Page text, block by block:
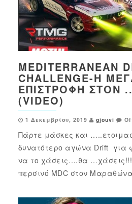
MEDITERRANEAN
CHALLENGE-Η
ΕΠΙΣΤΡΟΦΉ ΣΤΟΝ
(VIDEO)
1 Δεκεμβρίου, 2019 gjouvi
Πάρτε μάσκες και
δυνατότερο αγώνα Drift για
να το χάσεις….θα …χάσεις!!!
περσινό MDC στον